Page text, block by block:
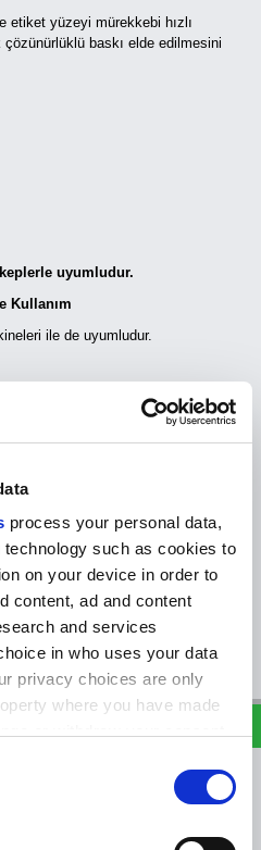
process your personal data,
such as cookies to
on your device in order to
content, ad and content
and services
in who uses your data
privacy choices are only
where you have made
etiket yüzeyi mürekkebi hızlı
baskı elde edilmesini
uyumludur.
Kullanım
ile de uyumludur.
kesilebilir.
etiketler: